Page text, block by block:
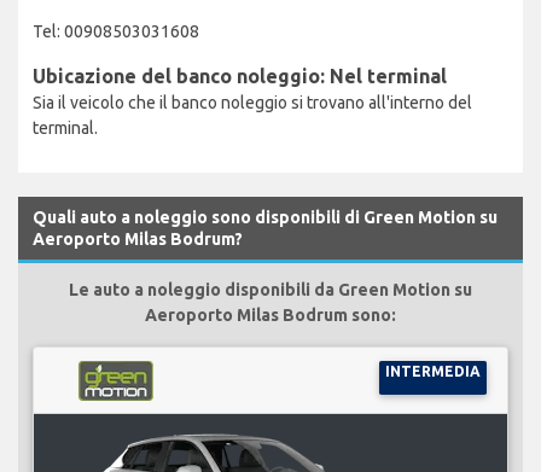
Tel: 00908503031608
Ubicazione del banco noleggio: Nel terminal
Sia il veicolo che il banco noleggio si trovano all'interno del
terminal.
Quali auto a noleggio sono disponibili di Green Motion su
Aeroporto Milas Bodrum?
Le auto a noleggio disponibili da Green Motion su
Aeroporto Milas Bodrum sono:
INTERMEDIA